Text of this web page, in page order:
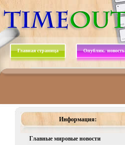
Главная страница Опублик. новость
Информация:
Главные мировые новости